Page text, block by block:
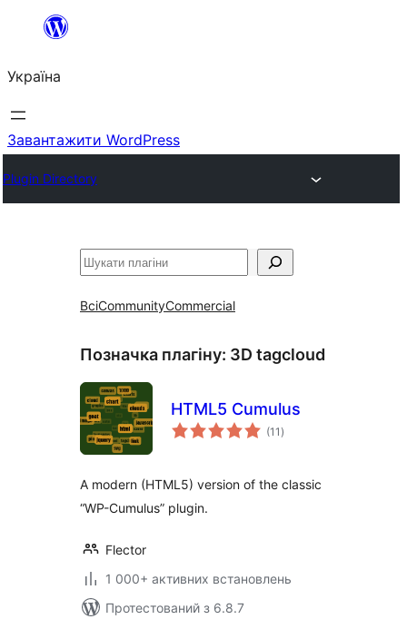
Перейти
вмісту
Україна
Завантажити WordPress
Plugin Directory
Пошук
ВсіCommunityCommercial
Позначка плагіну: 3D tagcloud
HTML5 Cumulus
(11 загальний
рейтинг
)
A modern (HTML5) version of the classic
“WP-Cumulus” plugin.
Flector
1 000+ активних встановлень
Протестований з 6.8.7